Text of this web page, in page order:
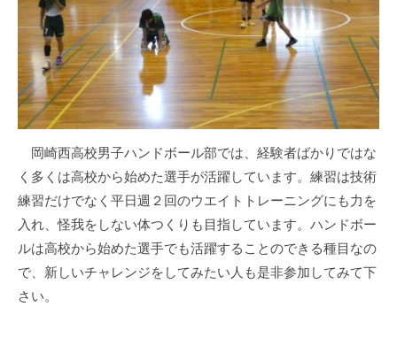
25
日
岡崎西高校男子ハンドボール部では、経験者ばかりではな
く多くは高校から始めた選手が活躍しています。練習は技術
練習だけでなく平日週２回のウエイトトレーニングにも力を
入れ、怪我をしない体つくりも目指しています。ハンドボー
ルは高校から始めた選手でも活躍することのできる種目なの
で、新しいチャレンジをしてみたい人も是非参加してみて下
さい。